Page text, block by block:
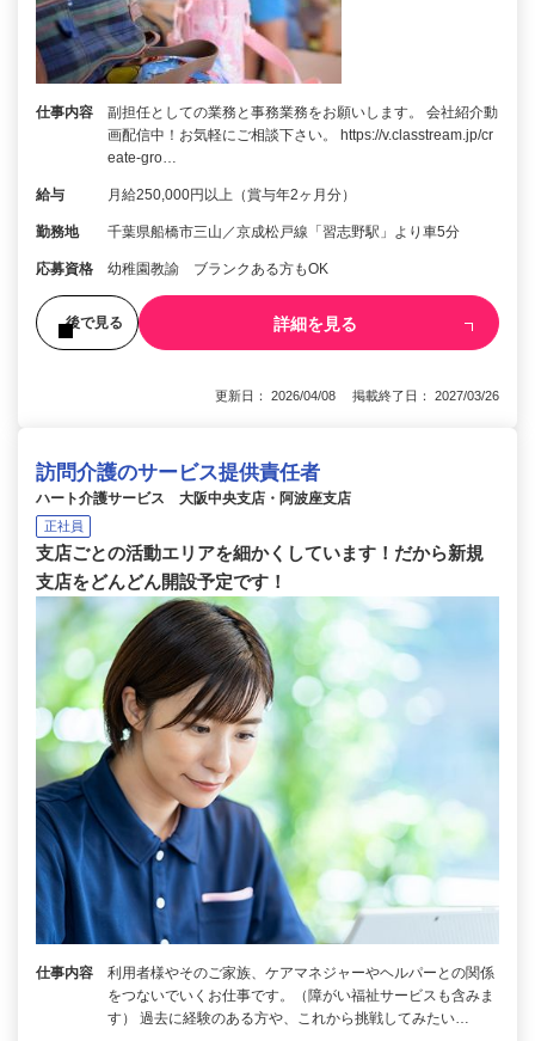
仕事内容
副担任としての業務と事務業務をお願いします。 会社紹介動
画配信中！お気軽にご相談下さい。 https://v.classtream.jp/cr
eate-gro…
給与 月給250,000円以上（賞与年2ヶ月分）
勤務地 千葉県船橋市三山／京成松戸線「習志野駅」より車5分
応募資格 幼稚園教諭 ブランクある方もOK
後で見る 詳細を見る
更新日： 2026/04/08 掲載終了日： 2027/03/26
訪問介護のサービス提供責任者
ハート介護サービス 大阪中央支店・阿波座支店
正社員
支店ごとの活動エリアを細かくしています！だから新規
支店をどんどん開設予定です！
仕事内容
利用者様やそのご家族、ケアマネジャーやヘルパーとの関係
をつないでいくお仕事です。（障がい福祉サービスも含みま
す） 過去に経験のある方や、これから挑戦してみたい…